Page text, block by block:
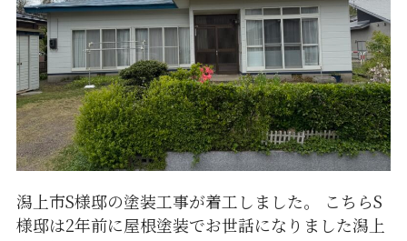
塗
装・
根
塗
装
が
完
工
し
ま
し
潟上市S様邸の塗装工事が着工しました。 こちらS
様邸は2年前に屋根塗装でお世話になりました潟上